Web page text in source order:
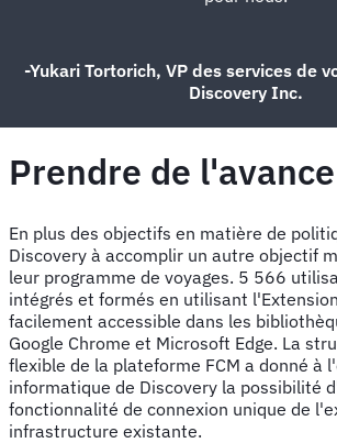
-Yukari Tortorich, VP des services de
Discovery Inc.
Prendre de l'avance
En plus des objectifs en matière de
Discovery à accomplir un autre objectif
leur programme de voyages. 5 566
intégrés et formés en utilisant
facilement accessible dans les
Google Chrome et Microsoft Edge. La
flexible de la plateforme FCM a donné à
informatique de Discovery la possibilité
fonctionnalité de connexion unique de
infrastructure existante.